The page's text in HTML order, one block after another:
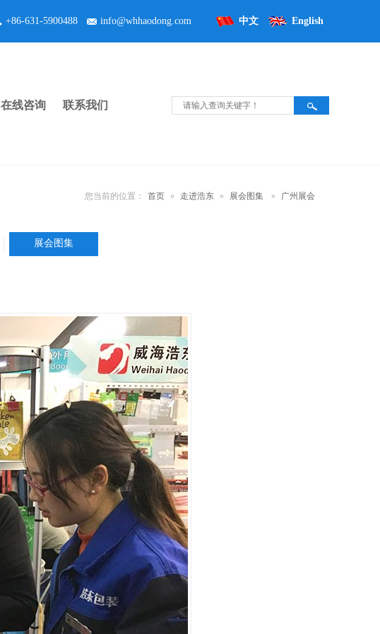
+86-631-5900488 info@whhaodong.com 中文 English
在线咨询 联系我们
您当前的位置： 首页 » 走进浩东 » 展会图集 » 广州展会
展会图集